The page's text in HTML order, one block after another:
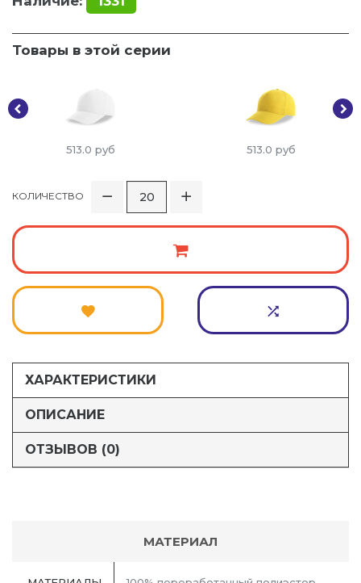
Товары в этой серии
513.0 руб 513.0 руб
КОЛИЧЕСТВО
ХАРАКТЕРИСТИКИ
ОПИСАНИЕ
ОТЗЫВОВ (0)
МАТЕРИАЛ